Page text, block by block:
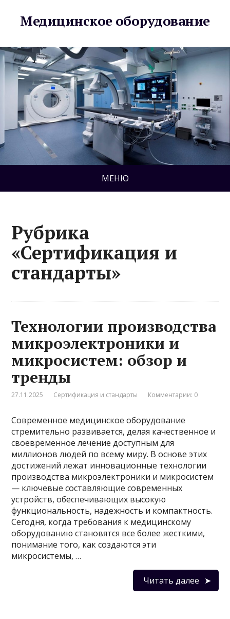
Медицинское оборудование
МЕНЮ
Рубрика
«Сертификация и
стандарты»
Технологии производства
микроэлектроники и
микросистем: обзор и
тренды
27.11.2025 Сертификация и стандарты Комментарии: 0
Современное медицинское оборудование
стремительно развивается, делая качественное и
своевременное лечение доступным для
миллионов людей по всему миру. В основе этих
достижений лежат инновационные технологии
производства микроэлектроники и микросистем
— ключевые составляющие современных
устройств, обеспечивающих высокую
функциональность, надежность и компактность.
Сегодня, когда требования к медицинскому
оборудованию становятся все более жесткими,
понимание того, как создаются эти
микросистемы, …
Читать далее